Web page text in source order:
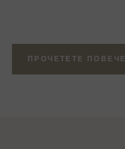
ПРОЧЕТЕТЕ ПОВЕЧЕ